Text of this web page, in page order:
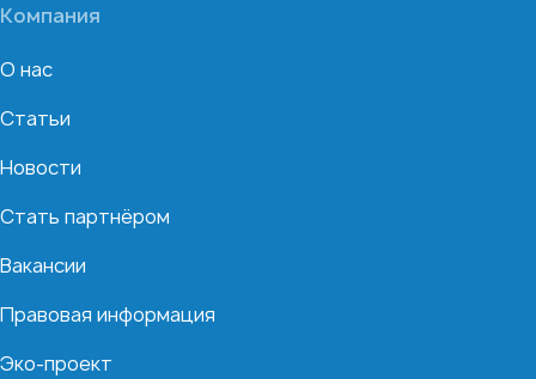
Компания
О нас
Статьи
Новости
Стать партнёром
Вакансии
Правовая информация
Эко-проект